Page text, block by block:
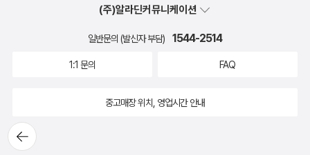
뒤로가
기
(주)알라딘커뮤니케이션
일반문의 (발신자 부담) 1544-2514
1:1 문의 FAQ
중고매장 위치, 영업시간 안내